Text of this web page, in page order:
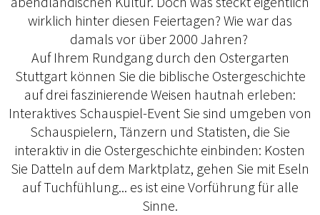
wirklich hinter diesen Feiertagen? Wie war das
damals vor über 2000 Jahren?
Auf Ihrem Rundgang durch den Ostergarten
Stuttgart können Sie die biblische Ostergeschichte
auf drei faszinierende Weisen hautnah erleben:
Interaktives Schauspiel-Event Sie sind umgeben von
Schauspielern, Tänzern und Statisten, die Sie
interaktiv in die Ostergeschichte einbinden: Kosten
Sie Datteln auf dem Marktplatz, gehen Sie mit Eseln
auf Tuchfühlung... es ist eine Vorführung für alle
Sinne.